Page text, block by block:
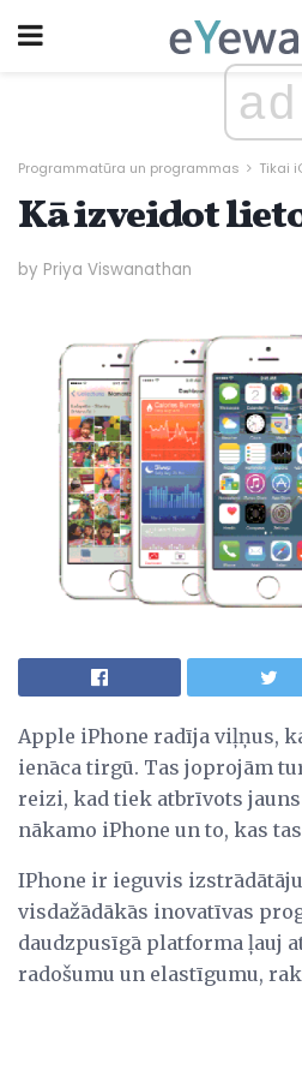
ad
Programmatūra un programmas Tikai
Kā izveidot
by Priya Viswanathan
Apple iPhone radīja viļņus,
ienāca tirgū. Tas joprojām
reizi, kad tiek atbrīvots
nākamo iPhone un to, kas
IPhone ir ieguvis
visdažādākās inovatīvas
daudzpusīgā platforma ļauj
radošumu un elastīgumu,